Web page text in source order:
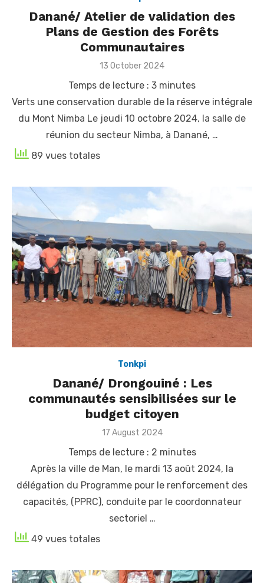
Danané/ Atelier de validation des
Plans de Gestion des Forêts
Communautaires
Posted
13 October 2024
Temps de lecture : 3 minutes
Verts une conservation durable de la réserve intégrale
du Mont Nimba Le jeudi 10 octobre 2024, la salle de
réunion du secteur Nimba, à Danané, …
89 vues totales
Tonkpi
Danané/ Drongouiné : Les
communautés sensibilisées sur le
budget citoyen
Posted
17 August 2024
Temps de lecture : 2 minutes
Après la ville de Man, le mardi 13 août 2024, la
délégation du Programme pour le renforcement des
capacités, (PPRC), conduite par le coordonnateur
sectoriel …
49 vues totales